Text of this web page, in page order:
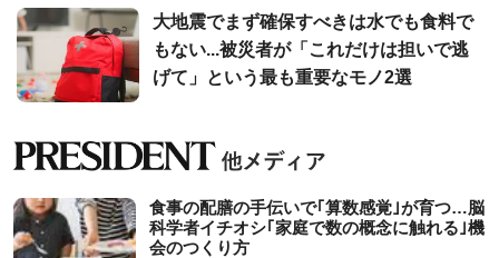
大地震でまず確保すべきは水でも食料で
もない...被災者が「これだけは担いで逃
げて」という最も重要なモノ2選
食事の配膳の手伝いで｢算数感覚｣が育つ…脳
科学者イチオシ｢家庭で数の概念に触れる｣機
会のつくり方